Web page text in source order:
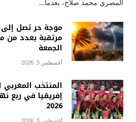
المصري محمد صلاح، بعدما…
مرتقبة بعدد من
الجمعة
أغسطس 5, 2026
المنتخب
إفريقيا في ربع
2026